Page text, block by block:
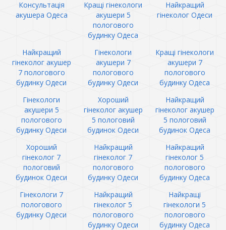
Консультація
акушера Одеса
Кращі гінекологи
акушери 5
пологового
будинку Одеса
Найкращий
гінеколог Одеси
Найкращий
гінеколог акушер
7 пологового
будинку Одеси
Гінекологи
акушери 7
пологового
будинку Одеси
Кращі гінекологи
акушери 7
пологового
будинку Одеса
Гінекологи
акушери 5
пологового
будинку Одеси
Хороший
гінеколог акушер
5 пологовий
будинок Одеси
Найкращий
гінеколог акушер
5 пологовий
будинок Одеса
Хороший
гінеколог 7
пологовий
будинок Одеси
Найкращий
гінеколог 7
пологового
будинку Одеси
Найкращий
гінеколог 5
пологового
будинку Одеса
Гінекологи 7
пологового
будинку Одеси
Найкращий
гінеколог 5
пологового
будинку Одеси
Найкращі
гінекологи 5
пологового
будинку Одеса